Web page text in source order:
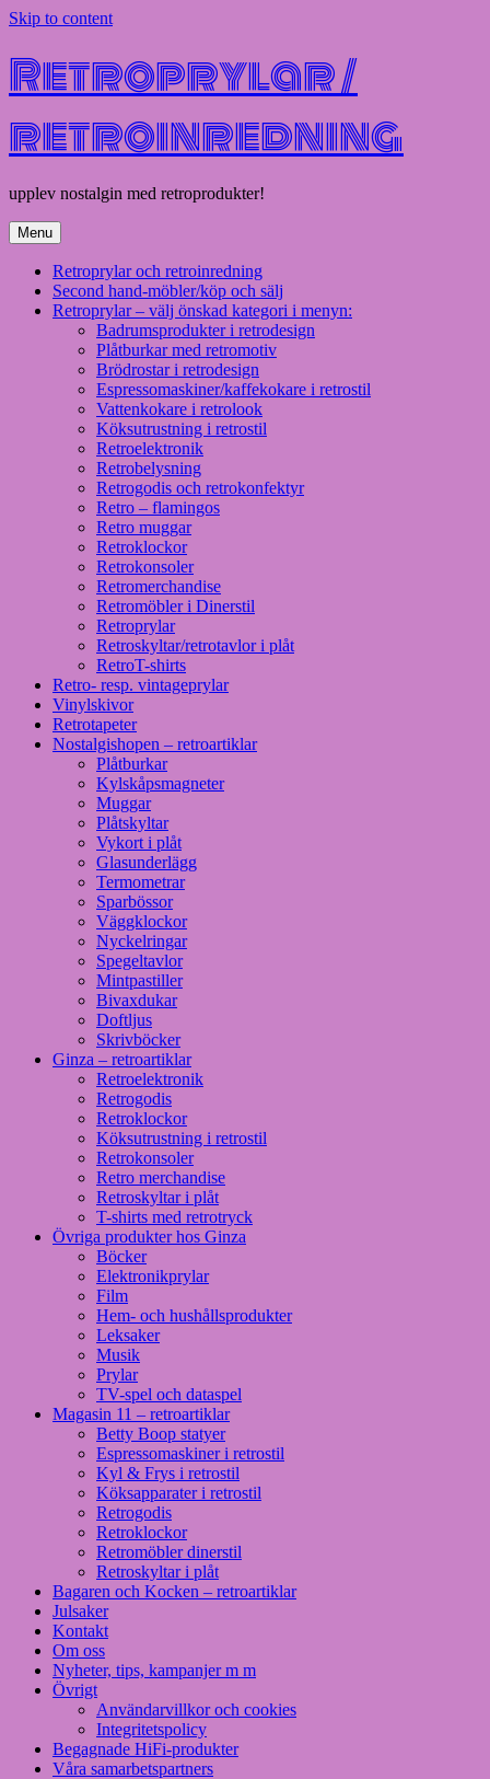
Skip to content
Retroprylar /
retroinredning
upplev nostalgin med retroprodukter!
Menu
Retroprylar och retroinredning
Second hand-möbler/köp och sälj
Retroprylar – välj önskad kategori i menyn:
Badrumsprodukter i retrodesign
Plåtburkar med retromotiv
Brödrostar i retrodesign
Espressomaskiner/kaffekokare i retrostil
Vattenkokare i retrolook
Köksutrustning i retrostil
Retroelektronik
Retrobelysning
Retrogodis och retrokonfektyr
Retro – flamingos
Retro muggar
Retroklockor
Retrokonsoler
Retromerchandise
Retromöbler i Dinerstil
Retroprylar
Retroskyltar/retrotavlor i plåt
RetroT-shirts
Retro- resp. vintageprylar
Vinylskivor
Retrotapeter
Nostalgishopen – retroartiklar
Plåtburkar
Kylskåpsmagneter
Muggar
Plåtskyltar
Vykort i plåt
Glasunderlägg
Termometrar
Sparbössor
Väggklockor
Nyckelringar
Spegeltavlor
Mintpastiller
Bivaxdukar
Doftljus
Skrivböcker
Ginza – retroartiklar
Retroelektronik
Retrogodis
Retroklockor
Köksutrustning i retrostil
Retrokonsoler
Retro merchandise
Retroskyltar i plåt
T-shirts med retrotryck
Övriga produkter hos Ginza
Böcker
Elektronikprylar
Film
Hem- och hushållsprodukter
Leksaker
Musik
Prylar
TV-spel och dataspel
Magasin 11 – retroartiklar
Betty Boop statyer
Espressomaskiner i retrostil
Kyl & Frys i retrostil
Köksapparater i retrostil
Retrogodis
Retroklockor
Retromöbler dinerstil
Retroskyltar i plåt
Bagaren och Kocken – retroartiklar
Julsaker
Kontakt
Om oss
Nyheter, tips, kampanjer m m
Övrigt
Användarvillkor och cookies
Integritetspolicy
Begagnade HiFi-produkter
Våra samarbetspartners